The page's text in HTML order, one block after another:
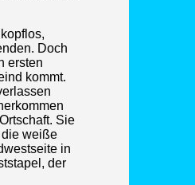
Doch
ersten
kommt.
Sie
die weiße
in
der